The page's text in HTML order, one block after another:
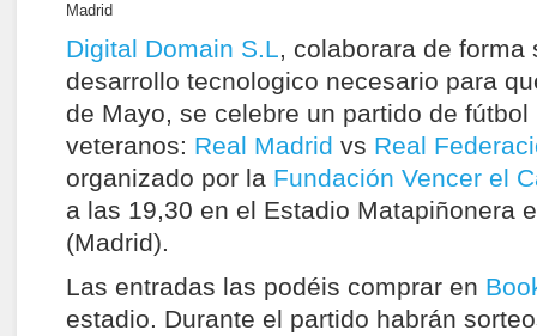
Madrid
Digital Domain S.L, colaborara de forma
desarrollo tecnologico necesario para
de Mayo, se celebre un partido de fútbol
veteranos: Real Madrid vs Real
organizado por la Fundación Vencer el
a las 19,30 en el Estadio Matapiñonera
(Madrid).
Las entradas las podéis comprar en
estadio. Durante el partido habrán